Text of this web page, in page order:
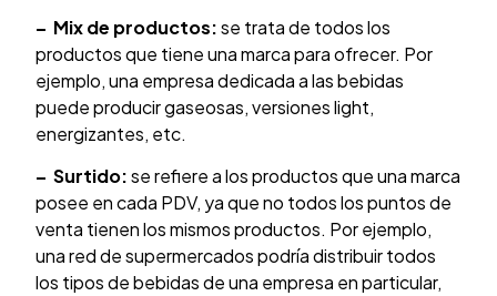
– Mix de productos: se trata de todos los
productos que tiene una marca para ofrecer. Por
ejemplo, una empresa dedicada a las bebidas
puede producir gaseosas, versiones light,
energizantes, etc.
– Surtido: se refiere a los productos que una marca
posee en cada PDV, ya que no todos los puntos de
venta tienen los mismos productos. Por ejemplo,
una red de supermercados podría distribuir todos
los tipos de bebidas de una empresa en particular,